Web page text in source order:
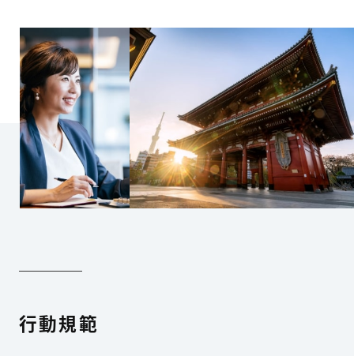
行動規範